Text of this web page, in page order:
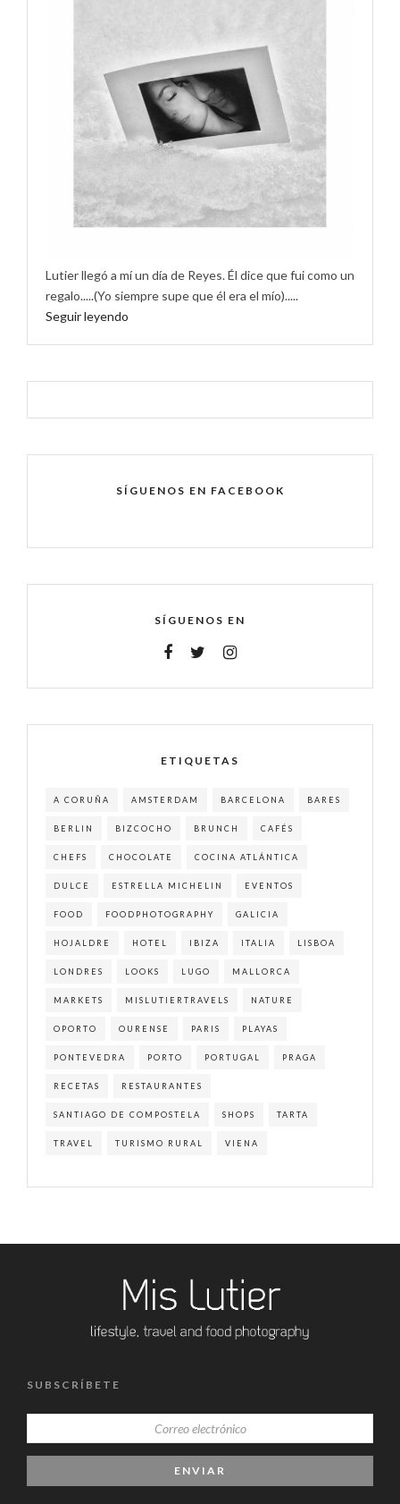
Lutier llegó a mí un día de Reyes. Él dice que fui como un
regalo.....(Yo siempre supe que él era el mío).....
Seguir leyendo
SÍGUENOS EN FACEBOOK
SÍGUENOS EN
ETIQUETAS
A CORUÑA AMSTERDAM BARCELONA BARES
BERLIN BIZCOCHO BRUNCH CAFÉS
CHEFS CHOCOLATE COCINA ATLÁNTICA
DULCE ESTRELLA MICHELIN EVENTOS
FOOD FOODPHOTOGRAPHY GALICIA
HOJALDRE HOTEL IBIZA ITALIA LISBOA
LONDRES LOOKS LUGO MALLORCA
MARKETS MISLUTIERTRAVELS NATURE
OPORTO OURENSE PARIS PLAYAS
PONTEVEDRA PORTO PORTUGAL PRAGA
RECETAS RESTAURANTES
SANTIAGO DE COMPOSTELA SHOPS TARTA
TRAVEL TURISMO RURAL VIENA
SUBSCRÍBETE